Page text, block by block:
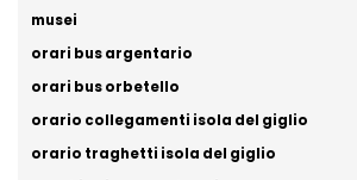
musei
orari bus argentario
orari bus orbetello
orario collegamenti isola del giglio
orario traghetti isola del giglio